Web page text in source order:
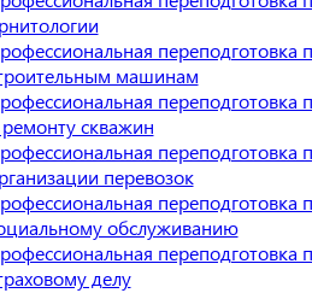
переподготовка
машинам
переподготовка
скважин
переподготовка
перевозок
переподготовка
обслуживанию
переподготовка
делу